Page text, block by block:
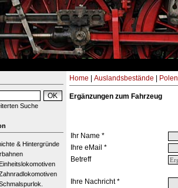
Suche
& Hintergründe
Home Auslandsbestände Polen
Ergänzungen zum Fahrzeug
Ihr Name *
Ihre eMail *
Betreff
Ihre Nachricht *